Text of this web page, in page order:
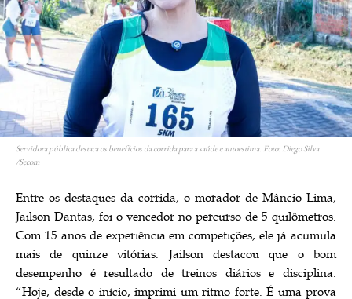
Servidora pública destaca os benefícios da corrida para a saúde e autoestima. Foto: Diego Silva
/Secom
Entre os destaques da corrida, o morador de Mâncio Lima,
Jailson Dantas, foi o vencedor no percurso de 5 quilômetros.
Com 15 anos de experiência em competições, ele já acumula
mais de quinze vitórias. Jailson destacou que o bom
desempenho é resultado de treinos diários e disciplina.
“Hoje, desde o início, imprimi um ritmo forte. É uma prova